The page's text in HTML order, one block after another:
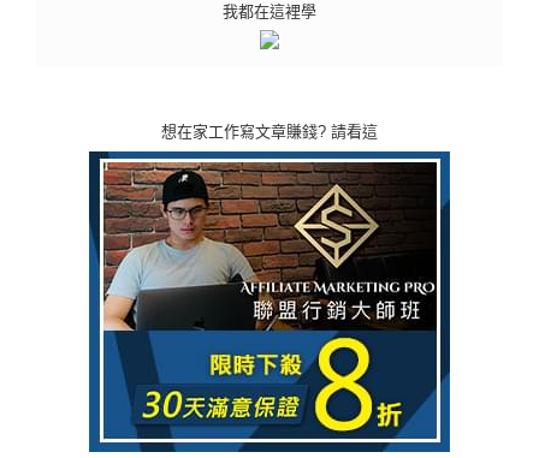
我都在這裡學
想在家工作寫文章賺錢? 請看這